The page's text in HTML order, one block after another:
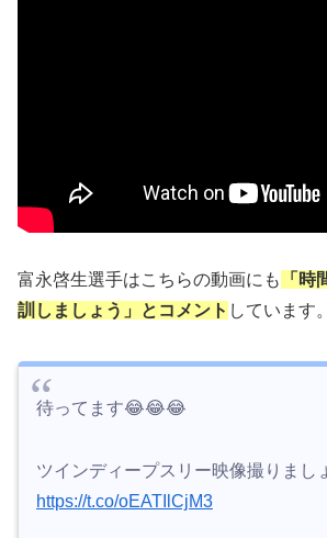
富永啓生選手はこちらの動画にも
「
訓しましょう」とコメント しています。
待ってます😂😂😂
ツインディープスリー映像撮りま
https://t.co/oEATIlCjM3